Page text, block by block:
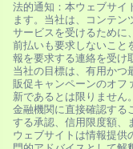
法的通知：本ウェブサイ
ます。当社は、コンテン
サービスを受けるために
前払いも要求しないこと
報を要求する連絡を受け
当社の目標は、有用かつ
販促キャンペーンのオフ
新であるとは限りません
金融機関に直接確認する
する承認、信用限度額、
ウェブサイトは情報提供